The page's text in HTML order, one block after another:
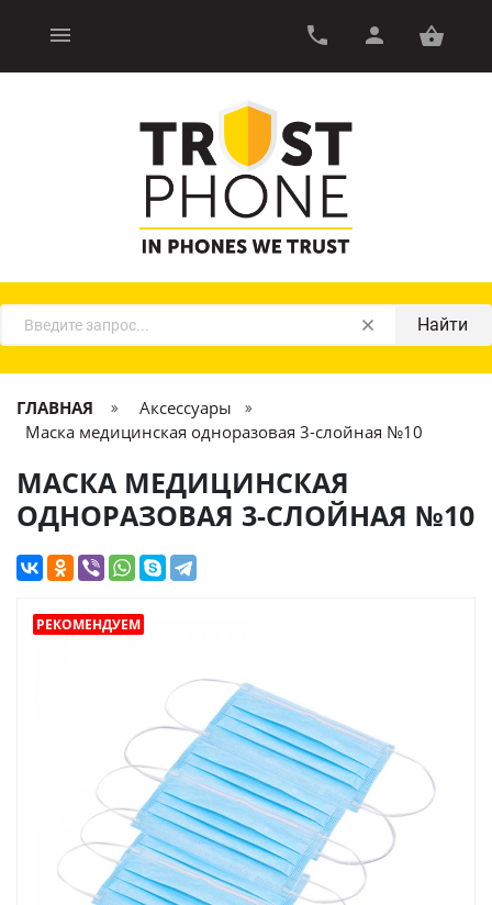
Найти
ГЛАВНАЯ
Аксессуары
Маска медицинская одноразовая 3-слойная №10
МАСКА МЕДИЦИНСКАЯ
ОДНОРАЗОВАЯ 3-СЛОЙНАЯ №10
РЕКОМЕНДУЕМ